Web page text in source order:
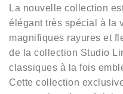
La nouvelle collection
élégant très spécial à la
magnifiques rayures et
de la collection Studio
classiques à la fois
Cette collection